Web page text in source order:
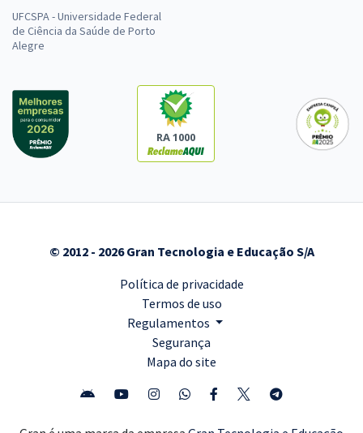
UFCSPA - Universidade Federal
de Ciência da Saúde de Porto
Alegre
RA 1000
© 2012 - 2026 Gran Tecnologia e Educação S/A
Política de privacidade
Termos de uso
Regulamentos
Segurança
Mapa do site